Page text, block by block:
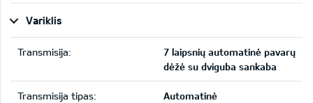
Variklis
Transmisija:
7 laipsnių automatinė pavarų
dėžė su dviguba sankaba
Transmisija tipas: Automatinė